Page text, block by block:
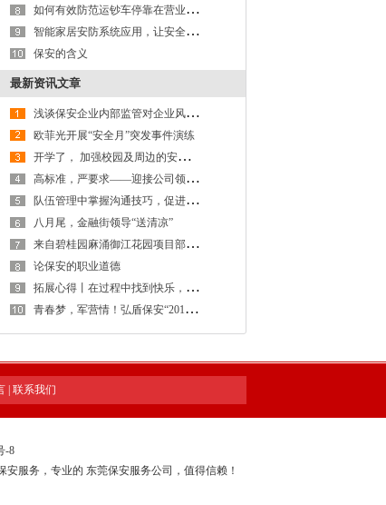
如
何有效防范运钞车停靠在营业网点进行装卸款箱作业及款箱交接过程的操作风险
智
能家居安防系统应用，让安全更有保障---以东莞保安服务公司为例
保安的含义
最新资讯文章
浅
谈保安企业内部监管对企业风险防控的重要性
欧菲光开展“安全月”突发事件演练
开
学了， 加强校园及周边的安全防范工作，创建安全稳定的校园及周边环境
高
标准，严要求——迎接公司领导检查工作
队
伍管理中掌握沟通技巧，促进保安工作和谐稳定发展
八月尾，金融街领导“送清凉”
来
自碧桂园麻涌御江花园项目部感谢信
论保安的职业道德
拓
展心得丨在过程中找到快乐，在感悟中得到提升
青
春梦，军营情！弘盾保安“2018年度骨干拓展训练暨管理专项培训工作会议”全程回顾
联系我们
-8
安服务，专业的 东莞保安服务公司 ，值得信赖！